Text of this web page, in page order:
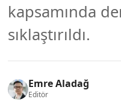
kapsamında
sıklaştırıldı.
Emre Aladağ
Editör